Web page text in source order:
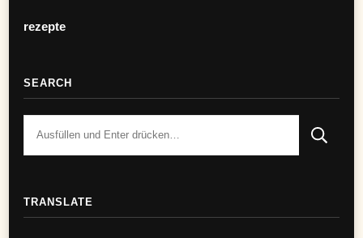
rezepte
SEARCH
TRANSLATE